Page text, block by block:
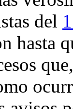
del
hasta